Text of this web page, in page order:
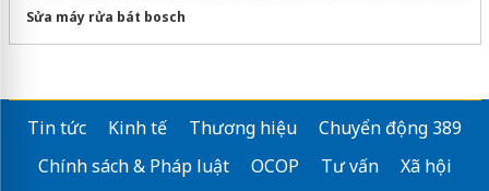
Sửa máy rửa bát bosch
Tin tức Kinh tế Thương hiệu
Chuyển động 389
Chính sách & Pháp luật
OCOP Tư vấn
Xã hội